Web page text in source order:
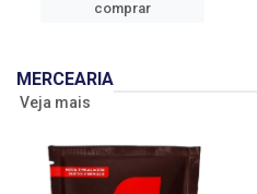
comprar
MERCEARIA
Veja mais